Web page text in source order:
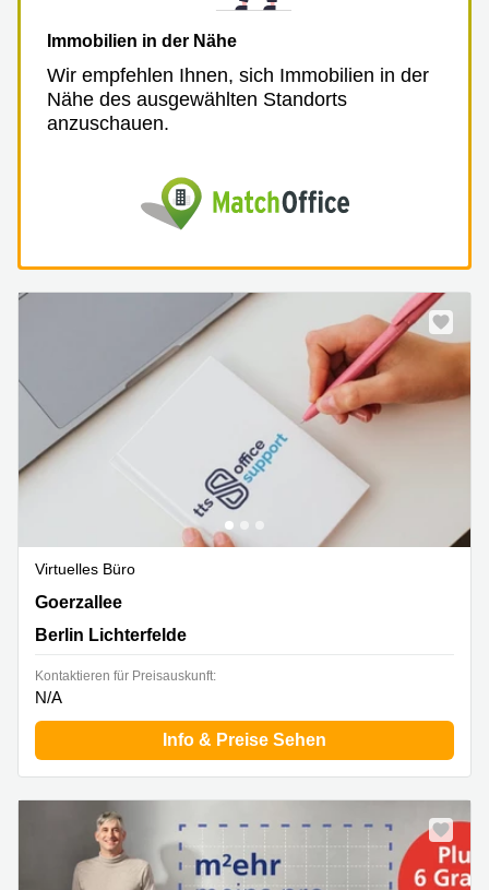
Immobilien in der Nähe
Wir empfehlen Ihnen, sich Immobilien in der
Nähe des ausgewählten Standorts
anzuschauen.
Virtuelles Büro
Goerzallee 299, Berlin Lichterfelde
Goerzallee
Berlin Lichterfelde
Kontaktieren für Preisauskunft:
N/A
Info & Preise Sehen